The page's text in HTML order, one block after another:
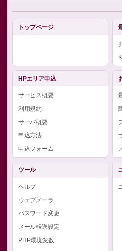
トップページ
HPエリア申込
サービス概要
利用規約
サーバ概要
申込方法
申込フォーム
ツール
ヘルプ
ウェブメーラ
パスワード変更
メール転送設定
PHP環境変数